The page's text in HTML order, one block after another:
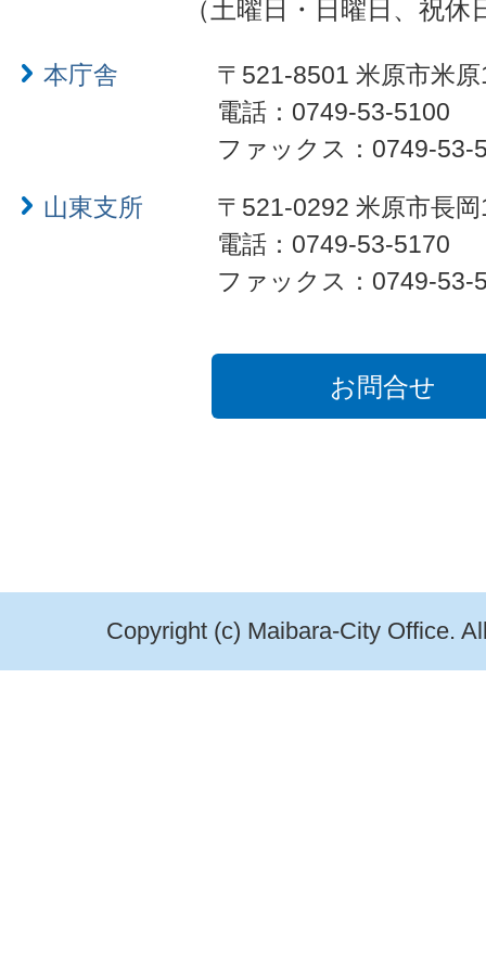
（土曜日・日曜日、祝
本庁舎
〒521-8501 米原市米
電話：0749-53-5100
ファックス：0749-53-
山東支所
〒521-0292 米原市長
電話：0749-53-5170
ファックス：0749-53-
お問合せ
Copyright (c) Maibara-City Office.